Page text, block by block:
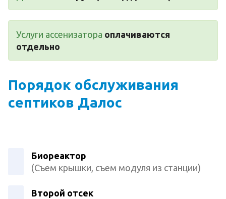
Услуги ассенизатора оплачиваются
отдельно
Порядок обслуживания
септиков Далос
Биореактор
(Съем крышки, съем модуля из станции)
Второй отсек